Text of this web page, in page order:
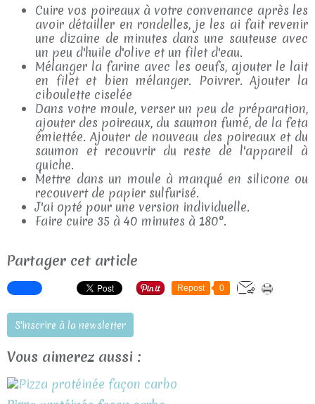
Cuire vos poireaux à votre convenance après les
avoir détailler en rondelles, je les ai fait revenir
une dizaine de minutes dans une sauteuse avec
un peu d'huile d'olive et un filet d'eau.
Mélanger la farine avec les oeufs, ajouter le lait
en filet et bien mélanger. Poivrer. Ajouter la
ciboulette ciselée
Dans votre moule, verser un peu de préparation,
ajouter des poireaux, du saumon fumé, de la feta
émiettée. Ajouter de nouveau des poireaux et du
saumon et recouvrir du reste de l'appareil à
quiche.
Mettre dans un moule à manqué en silicone ou
recouvert de papier sulfurisé.
J'ai opté pour une version individuelle.
Faire cuire 35 à 40 minutes à 180°.
Partager cet article
Repost 0
S'inscrire à la newsletter
Vous aimerez aussi :